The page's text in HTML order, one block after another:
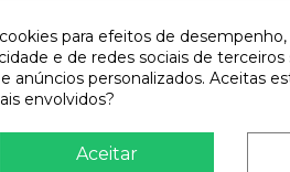
Recambio de anillo
cat | 0.02 - ...
para efeitos de desempenho,
e de redes sociais de terceiros
anúncios personalizados. Aceitas
envolvidos?
Aceitar